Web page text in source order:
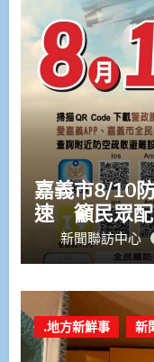
嘉義市8/10
速 籲民眾配
新聞聯訪中心
.地方新鮮事 新